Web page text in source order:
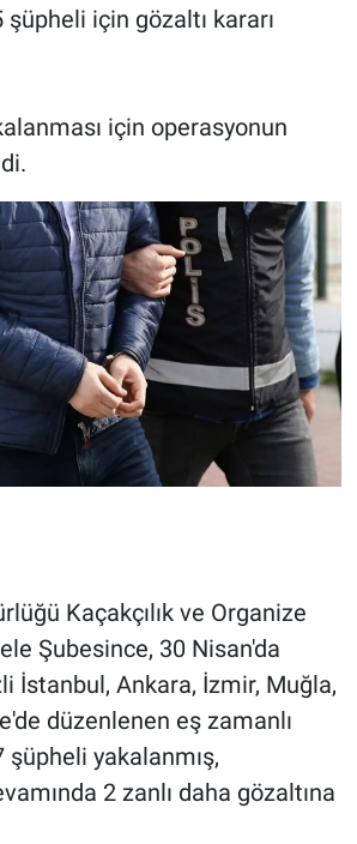
şüpheli için gözaltı kararı
için operasyonun
Kaçakçılık ve Organize
Şubesince, 30 Nisan'da
İstanbul, Ankara, İzmir, Muğla,
düzenlenen eş zamanlı
şüpheli yakalanmış,
2 zanlı daha gözaltına